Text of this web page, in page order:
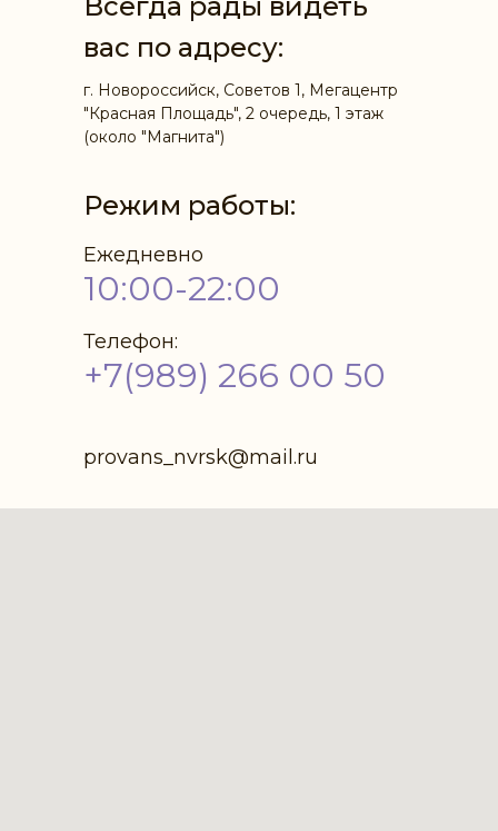
вас по адресу:
г. Новороссийск, Советов 1, Мегацентр
"Красная Площадь", 2 очередь, 1 этаж
(около "Магнита")
provans_nvrsk@mail.ru
Режим работы:
Ежедневно
Телефон:
10:00-22:00
+7(989) 266 00 50